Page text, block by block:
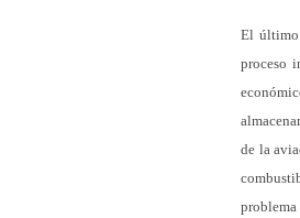
El último
proceso
de la
problema